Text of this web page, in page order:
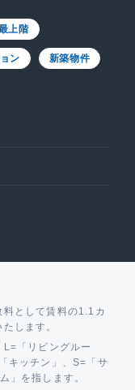
上階
ン 新築物件
として賃料の1.1カ
します。
「リビングルー
キッチン」、S=「サ
」を指します。